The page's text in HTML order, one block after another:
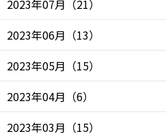
2023年07月 （21）
2023年06月 （13）
2023年05月 （15）
2023年04月 （6）
2023年03月 （15）